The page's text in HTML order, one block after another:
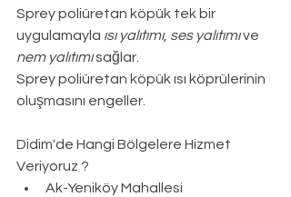
Sprey poliüretan köpük tek bir
uygulamayla ısı yalıtımı, ses yalıtımı ve
nem yalıtımı sağlar.
Sprey poliüretan köpük ısı köprülerinin
oluşmasını engeller.
Didim'de Hangi Bölgelere Hizmet
Veriyoruz ?
Ak-Yeniköy Mahallesi